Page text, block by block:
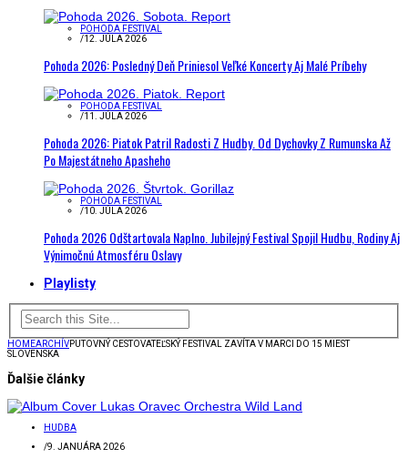
POHODA FESTIVAL
/12. JÚLA 2026
Pohoda 2026: Posledný Deň Priniesol Veľké Koncerty Aj Malé Príbehy
POHODA FESTIVAL
/11. JÚLA 2026
Pohoda 2026: Piatok Patril Radosti Z Hudby. Od Dychovky Z Rumunska Až
Po Majestátneho Apasheho
POHODA FESTIVAL
/10. JÚLA 2026
Pohoda 2026 Odštartovala Naplno. Jubilejný Festival Spojil Hudbu, Rodiny Aj
Výnimočnú Atmosféru Oslavy
Playlisty
HOMEARCHÍVPUTOVNÝ CESTOVATEĽSKÝ FESTIVAL ZAVÍTA V MARCI DO 15 MIEST
SLOVENSKA
Ďalšie články
HUDBA
/9. JANUÁRA 2026